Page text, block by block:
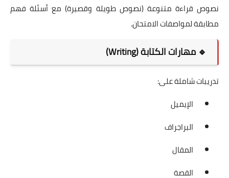
نصوص قراءة متنوعة (نصوص طويلة وقصيرة) مع أسئلة فهم
مطابقة لمواصفات الامتحان.
🔹 مهارات الكتابة (Writing)
تدريبات شاملة على:
الإيميل
البراجراف
المقال
القصة